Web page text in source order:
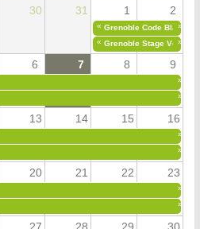
30 31 1 2
« Grenoble Code Blanc
»
« Grenoble Stage Vélo
»
6 7 8 9
»
»
13 14 15 16
»
»
20 21 22 23
»
»